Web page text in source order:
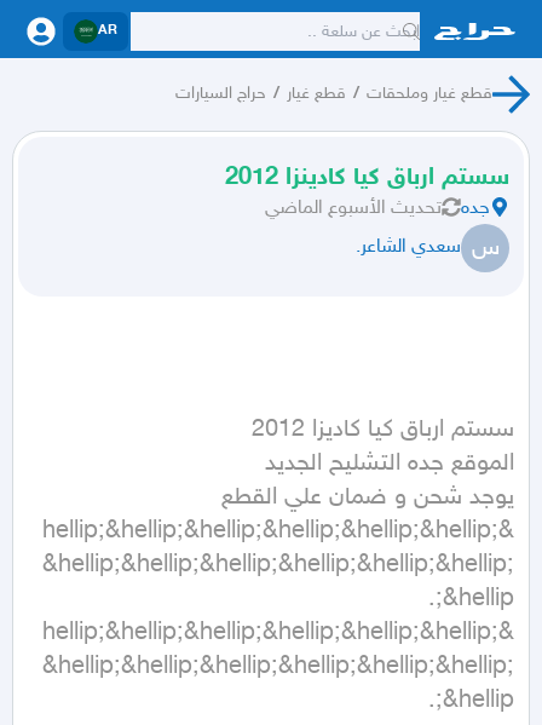
AR
قطع غيار وملحقات / قطع غيار / حراج السيارات
سستم ارباق كيا كادينزا 2012
جده تحديث الأسبوع الماضي
س سعدي الشاعر.
&hellip;&hellip;&hellip;&hellip;&hellip;&hellip;
&hellip;&hellip;&hellip;&hellip;&hellip;&hellip;
&hellip;&hellip;&hellip;&hellip;&hellip;&hellip;
&hellip;&hellip;&hellip;&hellip;&hellip;&hellip;
&hellip;.